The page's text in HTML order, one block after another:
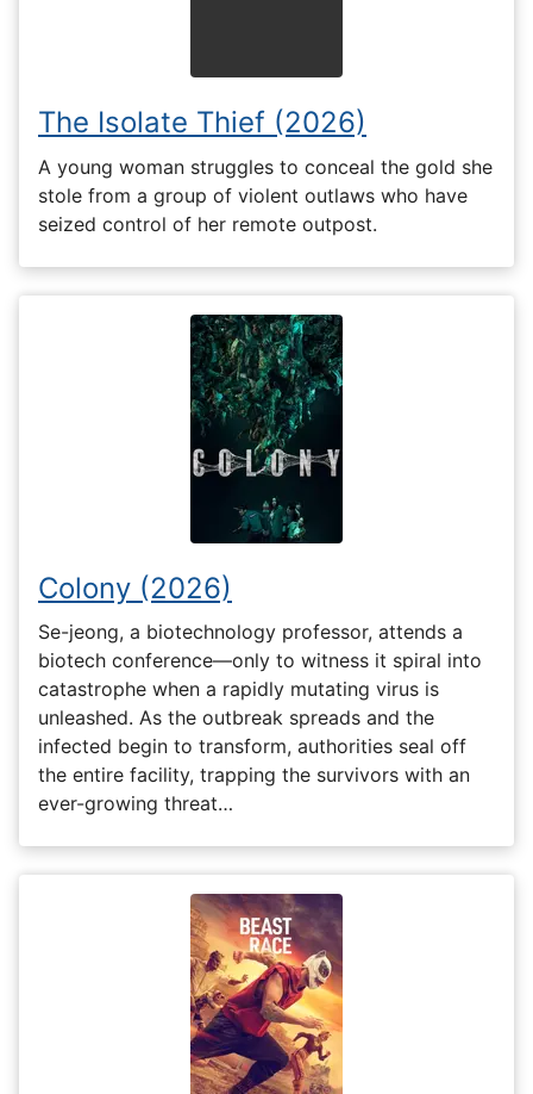
The Isolate Thief (2026)
A young woman struggles to conceal the gold she
stole from a group of violent outlaws who have
seized control of her remote outpost.
Colony (2026)
Se-jeong, a biotechnology professor, attends a
biotech conference—only to witness it spiral into
catastrophe when a rapidly mutating virus is
unleashed. As the outbreak spreads and the
infected begin to transform, authorities seal off
the entire facility, trapping the survivors with an
ever-growing threat…